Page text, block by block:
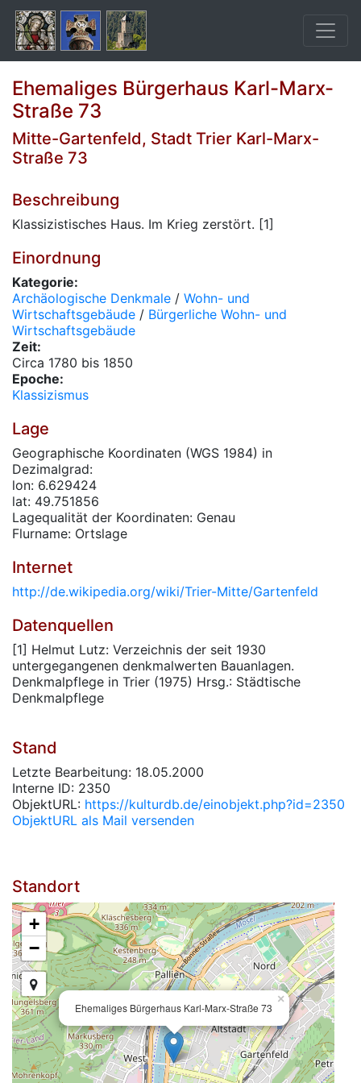
Ehemaliges Bürgerhaus Karl-Marx-
Straße 73
Mitte-Gartenfeld, Stadt Trier Karl-Marx-
Straße 73
Beschreibung
Klassizistisches Haus. Im Krieg zerstört. [1]
Einordnung
Kategorie:
Archäologische Denkmale / Wohn- und
Wirtschaftsgebäude / Bürgerliche Wohn- und
Wirtschaftsgebäude
Zeit:
Circa 1780 bis 1850
Epoche:
Klassizismus
Lage
Geographische Koordinaten (WGS 1984) in
Dezimalgrad:
lon: 6.629424
lat: 49.751856
Lagequalität der Koordinaten: Genau
Flurname: Ortslage
Internet
http://de.wikipedia.org/wiki/Trier-Mitte/Gartenfeld
Datenquellen
[1] Helmut Lutz: Verzeichnis der seit 1930
untergegangenen denkmalwerten Bauanlagen.
Denkmalpflege in Trier (1975) Hrsg.: Städtische
Denkmalpflege
Stand
Letzte Bearbeitung: 18.05.2000
Interne ID: 2350
ObjektURL: https://kulturdb.de/einobjekt.php?id=2350
ObjektURL als Mail versenden
Standort
Ehemaliges Bürgerhaus Karl-Marx-Straße 73
×
+
−